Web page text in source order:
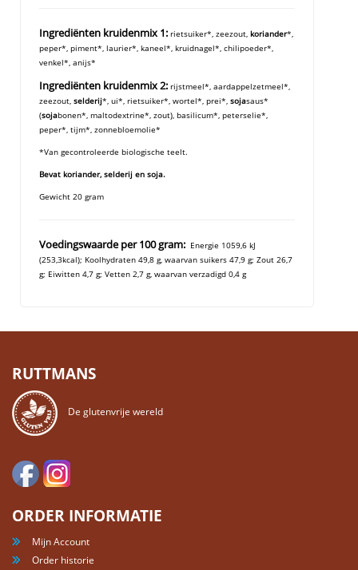
Ingrediënten kruidenmix 1: rietsuiker*, zeezout, koriander*,
peper*, piment*, laurier*, kaneel*, kruidnagel*, chilipoeder*,
venkel*, anijs*
Ingrediënten kruidenmix 2: rijstmeel*, aardappelzetmeel*,
zeezout, selderij*, ui*, rietsuiker*, wortel*, prei*, sojasaus*
(sojabonen*, maltodextrine*, zout), basilicum*, peterselie*,
peper*, tijm*, zonnebloemolie*
*Van gecontroleerde biologische teelt.
Bevat koriander, selderij en soja.
Gewicht 20 gram
Voedingswaarde per 100 gram: Energie 1059,6 kJ
(253,3kcal); Koolhydraten 49,8 g, waarvan suikers 47,9 g; Zout 26,7
g; Eiwitten 4,7 g; Vetten 2,7 g, waarvan verzadigd 0,4 g
RUTTMANS
De glutenvrije wereld
ORDER INFORMATIE
Mijn Account
Order historie